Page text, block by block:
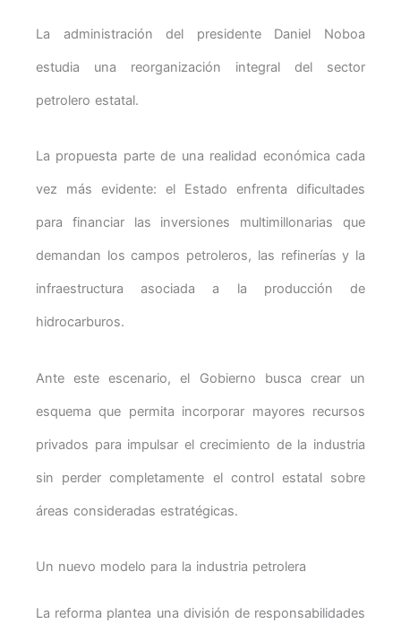
La administración del presidente Daniel Noboa
estudia una reorganización integral del sector
petrolero estatal.
La propuesta parte de una realidad económica cada
vez más evidente: el Estado enfrenta dificultades
para financiar las inversiones multimillonarias que
demandan los campos petroleros, las refinerías y la
infraestructura asociada a la producción de
hidrocarburos.
Ante este escenario, el Gobierno busca crear un
esquema que permita incorporar mayores recursos
privados para impulsar el crecimiento de la industria
sin perder completamente el control estatal sobre
áreas consideradas estratégicas.
Un nuevo modelo para la industria petrolera
La reforma plantea una división de responsabilidades